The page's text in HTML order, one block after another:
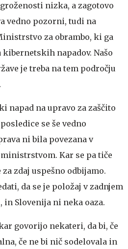
nizka, a zagotovo
vedno pozorni, tudi na
za obrambo, ki ga
napadov. Našo
je treba na tem področju
napad na upravo za zaščito
se še vedno
ni bila povezana v
Kar se pa tiče
zdaj uspešno odbijamo.
da se je položaj v zadnjem
Slovenija ni neka oaza.
govorijo nekateri, da bi, če
če ne bi nič sodelovala in